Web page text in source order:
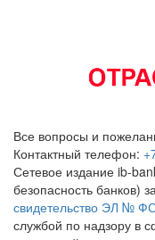
Все вопросы и
Контактный телефон:
Сетевое издание ib-
безопасность банков)
свидетельство ЭЛ №
службой по надзору в